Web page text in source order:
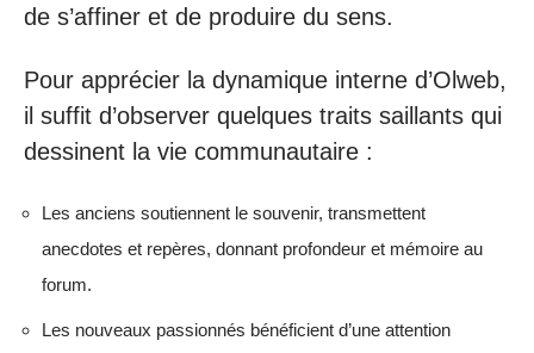
de s’affiner et de produire du sens.
Pour apprécier la dynamique interne d’Olweb,
il suffit d’observer quelques traits saillants qui
dessinent la vie communautaire :
Les anciens soutiennent le souvenir, transmettent
anecdotes et repères, donnant profondeur et mémoire au
forum.
Les nouveaux passionnés bénéficient d’une attention